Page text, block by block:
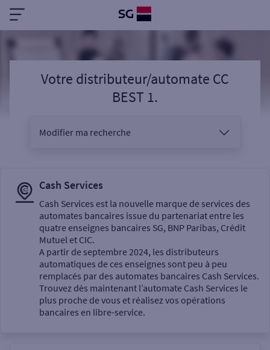
Votre distributeur/automate CC
BEST 1.
Modifier ma recherche
Sélectionnez votre recherche
Un service
Cash Services
Cash Services est la nouvelle marque de services des
automates bancaires issue du partenariat entre les
quatre enseignes bancaires SG, BNP Paribas, Crédit
Mutuel et CIC.
A partir de septembre 2024, les distributeurs
automatiques de ces enseignes sont peu à peu
remplacés par des automates bancaires Cash Services.
Trouvez dès maintenant l’automate Cash Services le
plus proche de vous et réalisez vos opérations
bancaires en libre-service.